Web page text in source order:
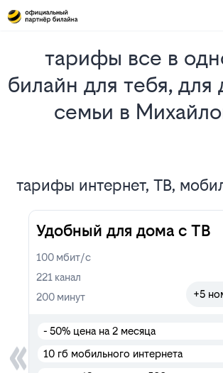
тарифы все в
билайн для тебя, для
семьи в
тарифы интернет, ТВ,
Удобный для дома с ТВ
100 мбит/с
221 канал
200 минут +5
- 50% цена на 2 месяца
10 гб мобильного интернета